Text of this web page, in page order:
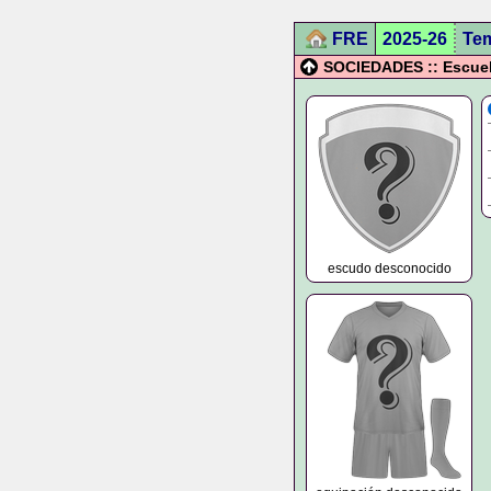
FRE 2025-26
SOCIEDADES ::
escudo desconocido